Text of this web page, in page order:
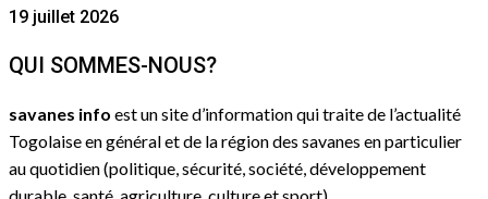
19 juillet 2026
QUI SOMMES-NOUS?
savanes info est un site d’information qui traite de l’actualité
Togolaise en général et de la région des savanes en particulier
au quotidien (politique, sécurité, société, développement